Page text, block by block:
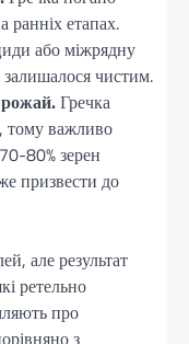
ранніх етапах.
або міжрядну
чистим.
Гречка
тому важливо
80% зерен
призвести до
але результат
ретельно
про
з